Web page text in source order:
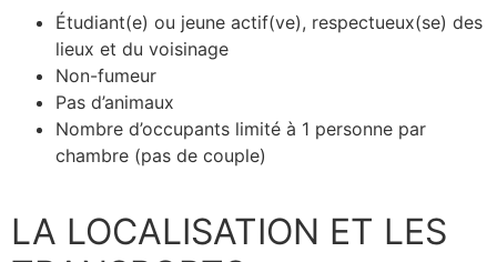
Étudiant(e) ou jeune actif(ve), respectueux(se) des
lieux et du voisinage
Non-fumeur
Pas d’animaux
Nombre d’occupants limité à 1 personne par
chambre (pas de couple)
LA LOCALISATION ET LES